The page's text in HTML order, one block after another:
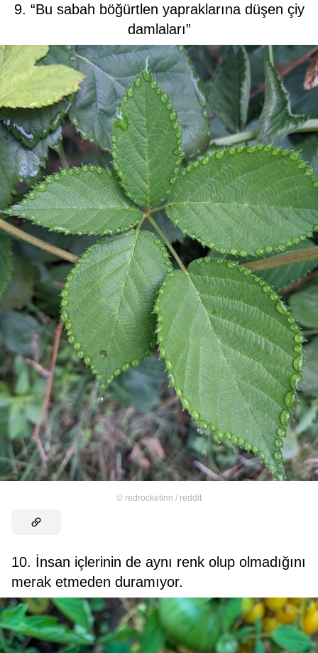
9. “Bu sabah böğürtlen yapraklarına düşen çiy
damlaları”
© redrocketinn / reddit
10. İnsan içlerinin de aynı renk olup olmadığını
merak etmeden duramıyor.